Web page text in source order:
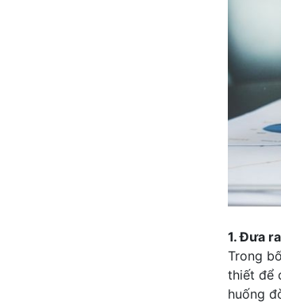
1. Đưa
Trong
thiết để
huống